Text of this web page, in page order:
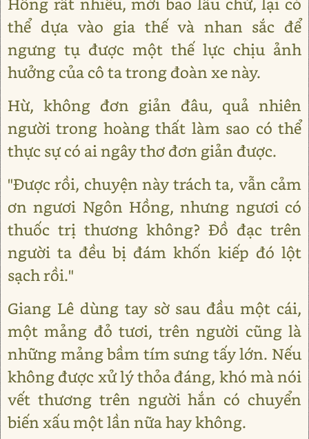
thể dựa vào gia thế và nhan sắc để
ngưng tụ được một thế lực chịu ảnh
hưởng của cô ta trong đoàn xe này.
Hừ, không đơn giản đâu, quả nhiên
người trong hoàng thất làm sao có thể
thực sự có ai ngây thơ đơn giản được.
"Được rồi, chuyện này trách ta, vẫn cảm
ơn ngươi Ngôn Hồng, nhưng ngươi có
thuốc trị thương không? Đồ đạc trên
người ta đều bị đám khốn kiếp đó lột
sạch rồi."
Giang Lê dùng tay sờ sau đầu một cái,
một mảng đỏ tươi, trên người cũng là
những mảng bầm tím sưng tấy lớn. Nếu
không được xử lý thỏa đáng, khó mà nói
vết thương trên người hắn có chuyển
biến xấu một lần nữa hay không.